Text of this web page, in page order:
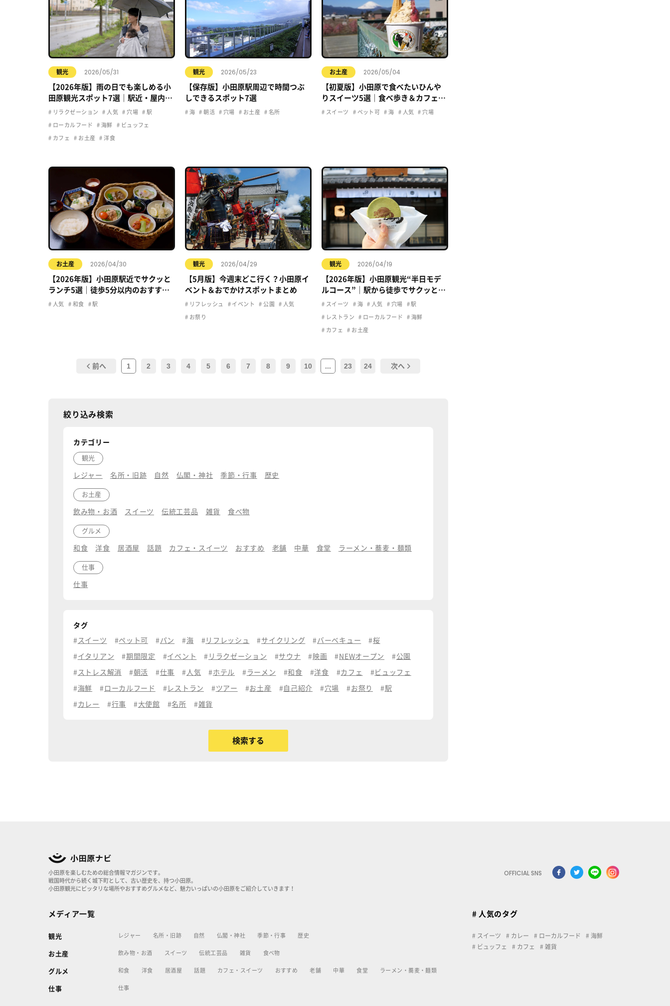
観光 2026/05/31
【2026年版】雨の日でも楽しめる小
田原観光スポット7選｜駅近・屋内・
カフェで快適おでかけ
リラクゼーション 人気 穴場 駅
ローカルフード 海鮮 ビュッフェ
カフェ お土産 洋食
観光 2026/05/23
【保存版】小田原駅周辺で時間つぶ
しできるスポット7選
海 朝活 穴場 お土産 名所
お土産 2026/05/04
【初夏版】小田原で食べたいひんや
りスイーツ5選｜食べ歩き＆カフェま
とめ
スイーツ ペット可 海 人気 穴場
お土産 2026/04/30
【2026年版】小田原駅近でサクッと
ランチ5選｜徒歩5分以内のおすすめ
店まとめ
人気 和食 駅
観光 2026/04/29
【5月版】今週末どこ行く？小田原イ
ベント＆おでかけスポットまとめ
リフレッシュ イベント 公園 人気
お祭り
観光 2026/04/19
【2026年版】小田原観光“半日モデ
ルコース”｜駅から徒歩でサクッと楽
しむおすすめプラン
スイーツ 海 人気 穴場 駅
レストラン ローカルフード 海鮮
カフェ お土産
前へ 1 2 3 4 5 6 7 8 9 10 ... 23 24 次へ
絞り込み検索
カテゴリー
観光
レジャー 名所・旧跡 自然 仏閣・神社 季節・行事 歴史
お土産
飲み物・お酒 スイーツ 伝統工芸品 雑貨 食べ物
グルメ
和食 洋食 居酒屋 話題 カフェ・スイーツ おすすめ 老舗 中華 食堂 ラーメン・蕎麦・麺類
仕事
仕事
タグ
スイーツ ペット可 パン 海 リフレッシュ サイクリング バーベキュー 桜
イタリアン 期間限定 イベント リラクゼーション サウナ 映画 NEWオープン 公園
ストレス解消 朝活 仕事 人気 ホテル ラーメン 和食 洋食 カフェ ビュッフェ
海鮮 ローカルフード レストラン ツアー お土産 自己紹介 穴場 お祭り 駅
カレー 行事 大使館 名所 雑貨
小田原を楽しむための総合情報マガジンです。
戦国時代から続く城下町として、古い歴史を、持つ小田原。
小田原観光にピッタリな場所やおすすめグルメなど、魅力いっぱいの小田原をご紹介していきます！
OFFICIAL SNS
メディア一覧
観光 レジャー 名所・旧跡 自然 仏閣・神社 季節・行事 歴史
お土産 飲み物・お酒 スイーツ 伝統工芸品 雑貨 食べ物
グルメ 和食 洋食 居酒屋 話題 カフェ・スイーツ おすすめ 老舗 中華 食堂 ラーメン・蕎麦・麺類
仕事 仕事
# 人気のタグ
スイーツ カレー ローカルフード
海鮮
ビュッフェ
カフェ 雑貨